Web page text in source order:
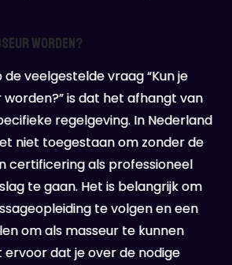
worden?
veelgestelde vraag “Kun je
is dat het afhangt van
regelgeving. In Nederland
niet toegestaan om zonder de
certificering als professioneel
te gaan. Het is belangrijk om
te volgen en een
om als masseur te kunnen
ervoor dat je over de nodige